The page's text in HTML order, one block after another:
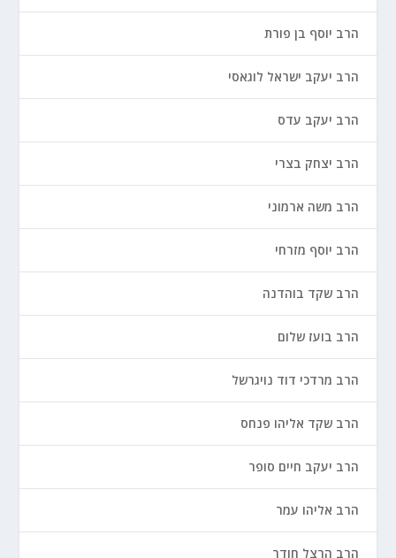
הרב יוסף בן פורת
הרב יעקב ישראל לוגאסי
הרב יעקב עדס
הרב יצחק בצרי
הרב משה ארמוני
הרב יוסף מזרחי
הרב שקד בוהדנה
הרב בועז שלום
הרב מרדכי דוד נויגרשל
הרב שקד אליהו פנחס
הרב יעקב חיים סופר
הרב אליהו עמר
הרב הרצל חודר